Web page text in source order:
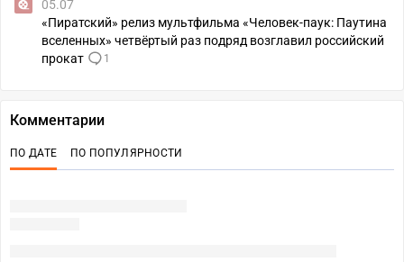
05.07
«Пиратский» релиз мультфильма «Человек-паук: Паутина
вселенных» четвёртый раз подряд возглавил российский
прокат
1
Комментарии
ПО ДАТЕ ПО ПОПУЛЯРНОСТИ